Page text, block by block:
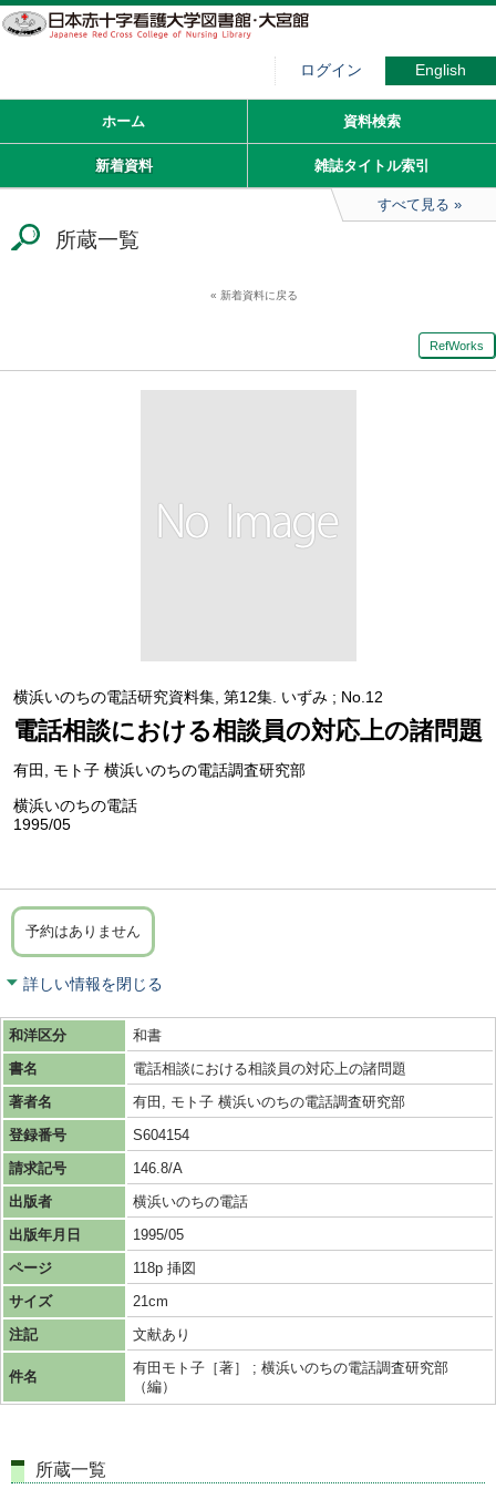
ログイン English
ホーム 資料検索
新着資料 雑誌タイトル索引
すべて見る
所蔵一覧
新着資料に戻る
RefWorks
横浜いのちの電話研究資料集, 第12集. いずみ ; No.12
電話相談における相談員の対応上の諸問題
有田, モト子 横浜いのちの電話調査研究部
横浜いのちの電話
1995/05
予約はありません
詳しい情報を閉じる
和洋区分
和書
書名
電話相談における相談員の対応上の諸問題
著者名
有田, モト子 横浜いのちの電話調査研究部
登録番号
S604154
請求記号
146.8/A
出版者
横浜いのちの電話
出版年月日
1995/05
ページ
118p 挿図
サイズ
21cm
注記
文献あり
件名
有田モト子［著］ ; 横浜いのちの電話調査研究部
（編）
所蔵一覧